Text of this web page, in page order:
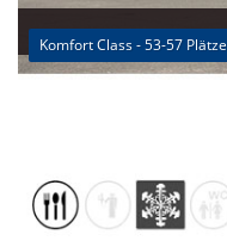
Komfort Class - 53-57 Plätze